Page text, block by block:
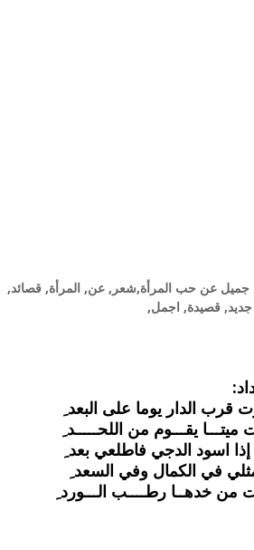
جميل عن حب المرأة,شعر, عن, المرأة, قصائد,
قصيدة, اجمل,
قرب الدار يوما على البعد
يقـــوم من اللحـــــد
اسود الدجي فاطلعي بعد
في الكمال وفي السعد
خدهــا رطــــب الـــورد